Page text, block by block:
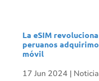
La eSIM
peruanos
móvil
17 Jun 2024 |